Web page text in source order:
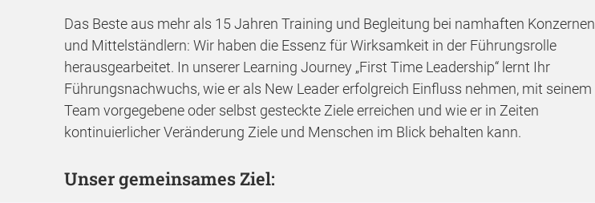
Das Beste aus mehr als 15 Jahren Training und Begleitung bei namhaften Konzernen
und Mittelständlern: Wir haben die Essenz für Wirksamkeit in der Führungsrolle
herausgearbeitet. In unserer Learning Journey „First Time Leadership“ lernt Ihr
Führungsnachwuchs, wie er als New Leader erfolgreich Einfluss nehmen, mit seinem
Team vorgegebene oder selbst gesteckte Ziele erreichen und wie er in Zeiten
kontinuierlicher Veränderung Ziele und Menschen im Blick behalten kann.
Unser gemeinsames Ziel: